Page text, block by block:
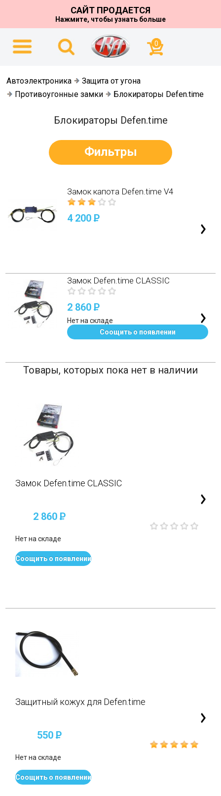
САЙТ ПРОДАЕТСЯ
Нажмите, чтобы узнать больше
0
Автоэлектроника
Защита от угона
Противоугонные замки
Блокираторы Defen.time
Блокираторы Defen.time
Фильтры
Замок капота Defen.time V4
4 200P
Замок Defen.time CLASSIC
2 860P
Нет на складе
Соощить о появлении
Товары, которых пока нет в наличии
Замок Defen.time CLASSIC
2 860P
Нет на складе
Соощить о появлении
Защитный кожух для Defen.time
550P
Нет на складе
Соощить о появлении